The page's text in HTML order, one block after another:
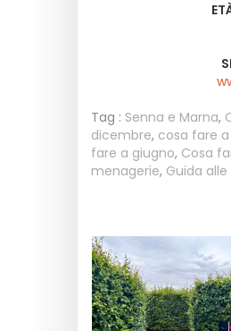
Tag : Senna e Marna,
dicembre, cosa fare
fare a giugno, Cosa
menagerie, Guida